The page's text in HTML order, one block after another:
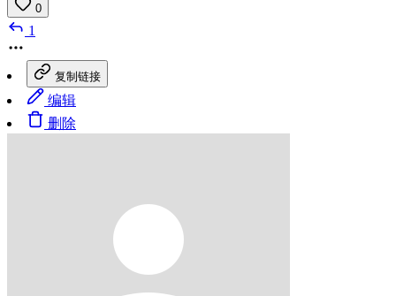
0
1
复制链接
编辑
删除